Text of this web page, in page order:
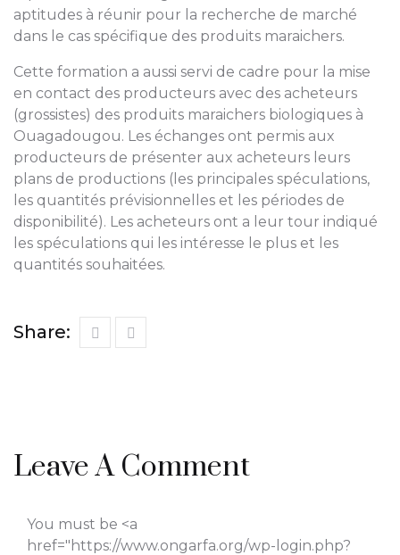
aptitudes à réunir pour la recherche de marché
dans le cas spécifique des produits maraichers.
Cette formation a aussi servi de cadre pour la mise
en contact des producteurs avec des acheteurs
(grossistes) des produits maraichers biologiques à
Ouagadougou. Les échanges ont permis aux
producteurs de présenter aux acheteurs leurs
plans de productions (les principales spéculations,
les quantités prévisionnelles et les périodes de
disponibilité). Les acheteurs ont a leur tour indiqué
les spéculations qui les intéresse le plus et les
quantités souhaitées.
Share:
Leave A Comment
You must be <a
href="https://www.ongarfa.org/wp-login.php?